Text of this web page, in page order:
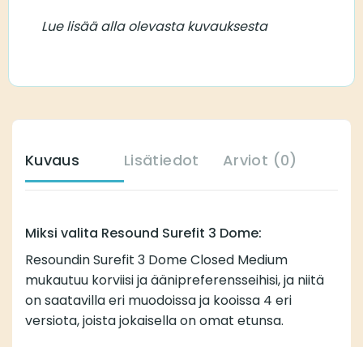
Lue lisää alla olevasta kuvauksesta
Kuvaus Lisätiedot Arviot (0)
Miksi valita Resound Surefit 3 Dome:
Resoundin Surefit 3 Dome Closed Medium
mukautuu korviisi ja äänipreferensseihisi, ja niitä
on saatavilla eri muodoissa ja kooissa 4 eri
versiota, joista jokaisella on omat etunsa.